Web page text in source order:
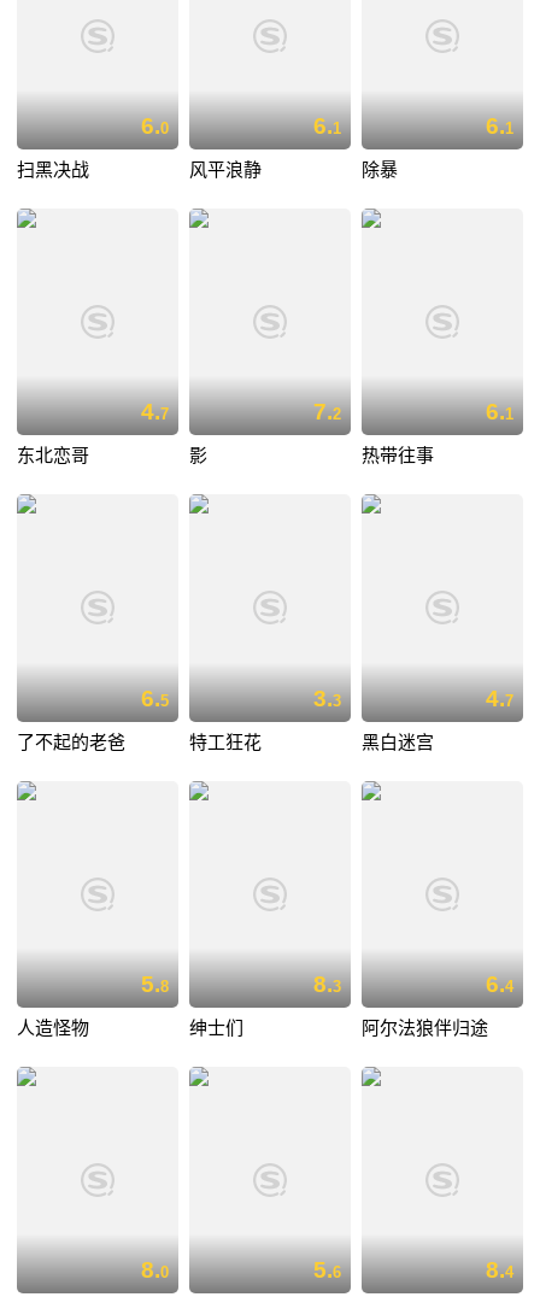
6.0
扫黑决战
6.1
风平浪静
6.1
除暴
4.7
东北恋哥
7.2
影
6.1
热带往事
6.5
了不起的老爸
3.3
特工狂花
4.7
黑白迷宫
5.8
人造怪物
8.3
绅士们
6.4
阿尔法狼伴归途
8.0 5.6 8.4